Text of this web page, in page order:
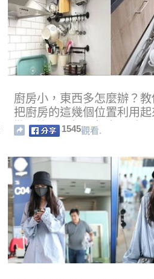
廚房小，東西多怎麼辦？教
把廚房的這幾個位置利用
難題迎刃而解！超實用哦！
1545觀看.